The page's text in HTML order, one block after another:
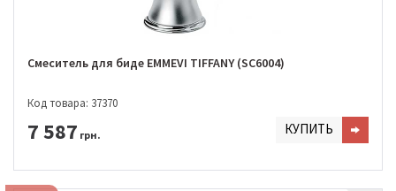
Смеситель для биде EMMEVI TIFFANY (SC6004)
Код товара: 37370
7 587 грн. КУПИТЬ